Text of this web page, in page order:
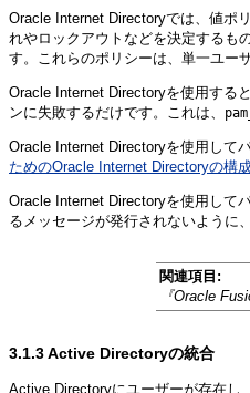
Oracle Internet Directoryでは、値ポ
れやロックアウトなどを決定するも
す。これらのポリシーは、単一ユー
Oracle Internet Directoryを使用する
ンに失敗するだけです。これは、
Oracle Internet Directoryを使用して
ためのOracle Internet Directoryの構成
Oracle Internet Directoryを使用して
るメッセージが発行されないように、
関連項目:
『Oracle
3.1.3Active Directoryの統合
Active Directoryにユーザーが存在し